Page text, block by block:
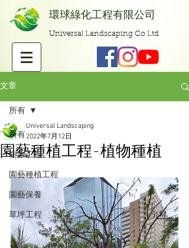
​環球綠化工程有限公司
Universal Landscaping Co Ltd
文章
所有
樹木工程
園藝種植工程
園藝保養
草坪工程
所有
園藝種植工程-植物種植
Universal Landscaping
2022年7月12日